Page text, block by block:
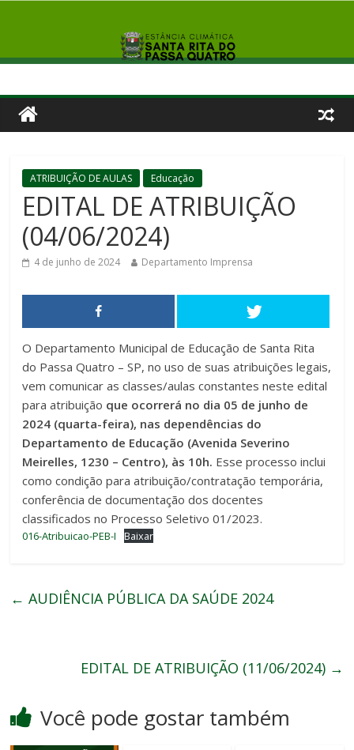
ATRIBUIÇÃO DE AULAS Educação
EDITAL DE ATRIBUIÇÃO
(04/06/2024)
4 de junho de 2024 Departamento Imprensa
O Departamento Municipal de Educação de Santa Rita
do Passa Quatro – SP, no uso de suas atribuições legais,
vem comunicar as classes/aulas constantes neste edital
para atribuição que ocorrerá no dia 05 de junho de
2024 (quarta-feira), nas dependências do
Departamento de Educação (Avenida Severino
Meirelles, 1230 – Centro), às 10h. Esse processo inclui
como condição para atribuição/contratação temporária,
conferência de documentação dos docentes
classificados no Processo Seletivo 01/2023.
016-Atribuicao-PEB-I Baixar
← AUDIÊNCIA PÚBLICA DA SAÚDE 2024
EDITAL DE ATRIBUIÇÃO (11/06/2024) →
Você pode gostar também